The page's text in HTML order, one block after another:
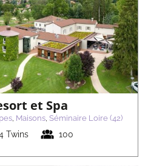
et Spa
, Maisons, Séminaire Loire (42)
Twins 100